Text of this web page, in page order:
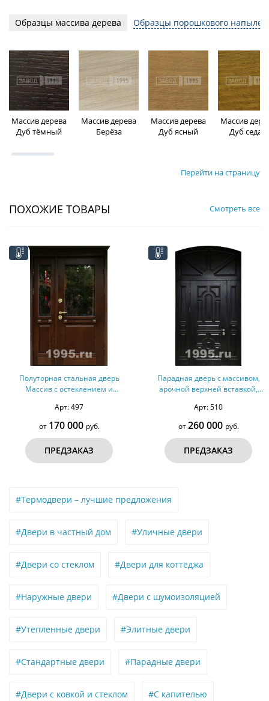
Образцы массива дерева Образцы порошкового
Массив дерева
Дуб тёмный
Массив дерева
Берёза
Массив дерева
Дуб ясный
Массив
Дуб седан
Перейти на страницу
ПОХОЖИЕ ТОВАРЫ Смотреть все
Полуторная стальная дверь
Массив с остеклением и
Арт: 497
от 170 000 руб.
ПРЕДЗАКАЗ
Парадная дверь с массивом,
арочной верхней вставкой,
Арт: 510
от260 000 руб.
ПРЕДЗАКАЗ
#Термодвери – лучшие предложения
#Двери в частный дом #Уличные двери
#Двери со стеклом #Двери для коттеджа
#Наружные двери #Двери с шумоизоляцией
#Утепленные двери #Элитные двери
#Стандартные двери #Парадные двери
#Двери с ковкой и стеклом #С капителью